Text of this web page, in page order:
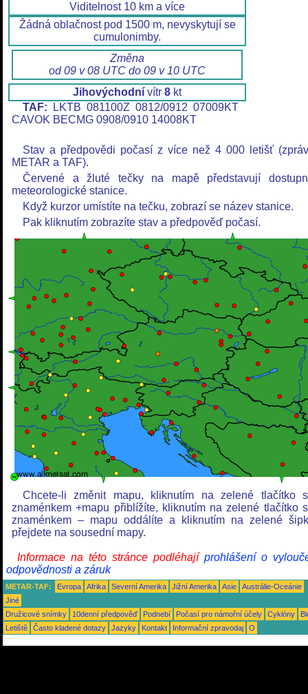
Viditelnost 10 km a více
Žádná oblačnost pod 1500 m, nevyskytují se
cumulonimby.
Změna
od 09 v 08 UTC do 09 v 10 UTC
Jihovýchodní vítr 8 kt
TAF: LKTB 081100Z 0812/0912 07009KT
CAVOK BECMG 0908/0910 14008KT
Stav a předpovědi počasí z více než 4 000 letišť
METAR a TAF).
Červené a žluté tečky na mapě představují
meteorologické stanice.
Když kurzor umístíte na tečku, zobrazí se název stanice.
Pak kliknutím zobrazíte stav a předpověď počasí.
Chcete-li změnit mapu, kliknutím na zelené tlačítko
znaménkem +mapu přiblížíte, kliknutím na zelené tlačítko
znaménkem – mapu oddálíte a kliknutím na zelené
přejdete na sousední mapy.
Informace na této stránce podléhají prohlášení o
odpovědnosti a záruk
METAR-TAF: Evropa Afrika Severní Amerika Jižní Amerika Asie
Austrálie-Oceánie
Jiné
Družicové snímky
10denní předpověď Podnebí Počasí pro námořní účely Cyklóny
Letiště
Často kladené dotazy Jazyky Kontakt Informační zpravodaj O